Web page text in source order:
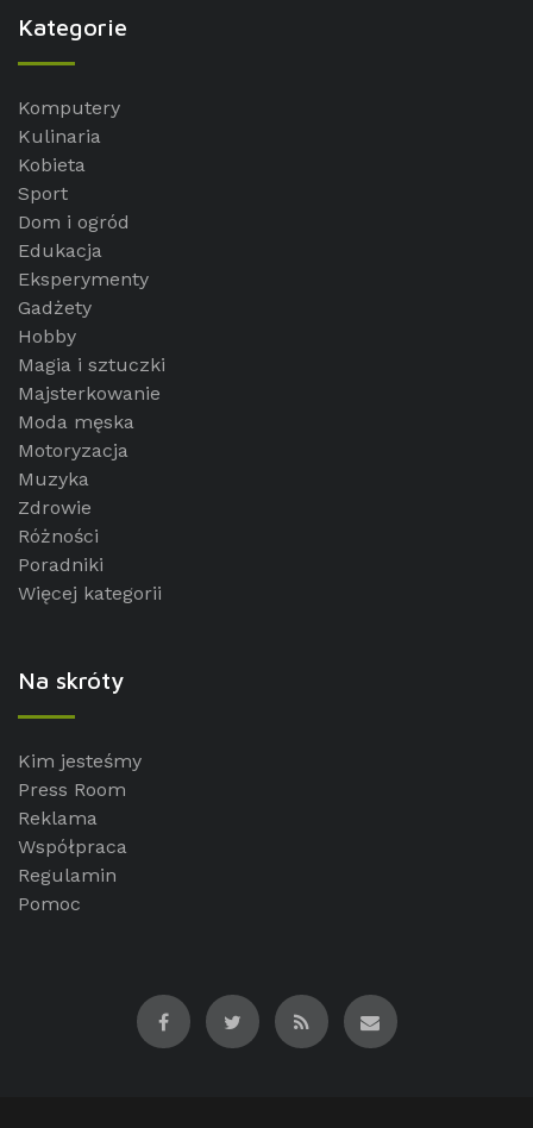
Kategorie
Komputery
Kulinaria
Kobieta
Sport
Dom i ogród
Edukacja
Eksperymenty
Gadżety
Hobby
Magia i sztuczki
Majsterkowanie
Moda męska
Motoryzacja
Muzyka
Zdrowie
Różności
Poradniki
Więcej kategorii
Na skróty
Kim jesteśmy
Press Room
Reklama
Współpraca
Regulamin
Pomoc